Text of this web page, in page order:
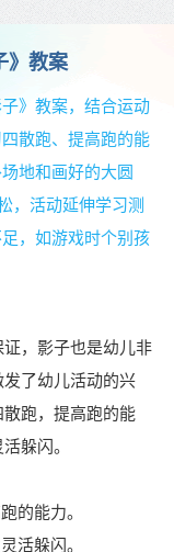
》教案
》教案，结合运动
散跑、提高跑的能
地和画好的大圆
，活动延伸学习测
，如游戏时个别孩
，影子也是幼儿非
了幼儿活动的兴
跑，提高跑的能
躲闪。
的能力。
活躲闪。